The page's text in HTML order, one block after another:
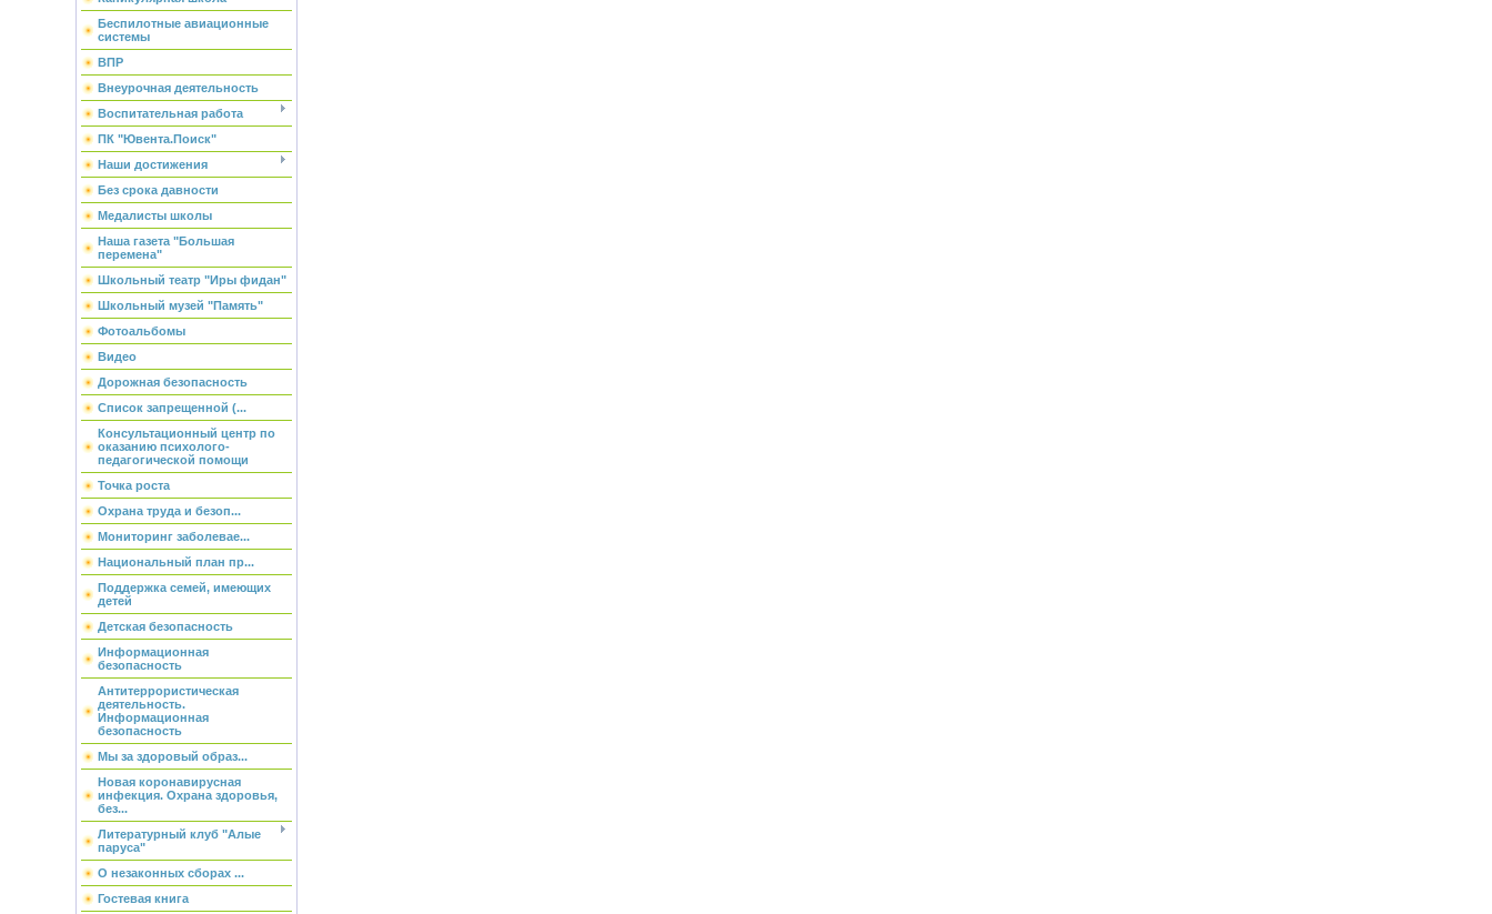
Беспилотные авиационные
системы
ВПР
Внеурочная деятельность
Воспитательная работа
ПК "Ювента.Поиск"
Наши достижения
Без срока давности
Медалисты школы
Наша газета "Большая
перемена"
Школьный театр "Иры фидан"
Школьный музей "Память"
Фотоальбомы
Видео
Дорожная безопасность
Список запрещенной (...
Консультационный центр по
оказанию психолого-
педагогической помощи
Точка роста
Охрана труда и безоп...
Мониторинг заболевае...
Национальный план пр...
Поддержка семей, имеющих
детей
Детская безопасность
Информационная
безопасность
Антитеррористическая
деятельность.
Информационная
безопасность
Мы за здоровый образ...
Новая коронавирусная
инфекция. Охрана здоровья,
без...
Литературный клуб "Алые
паруса"
О незаконных сборах ...
Гостевая книга